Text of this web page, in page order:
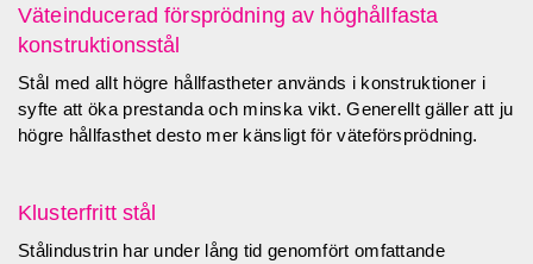
Väteinducerad försprödning av höghållfasta
konstruktionsstål
Stål med allt högre hållfastheter används i konstruktioner i
syfte att öka prestanda och minska vikt. Generellt gäller att ju
högre hållfasthet desto mer känsligt för väteförsprödning.
Klusterfritt stål
Stålindustrin har under lång tid genomfört omfattande